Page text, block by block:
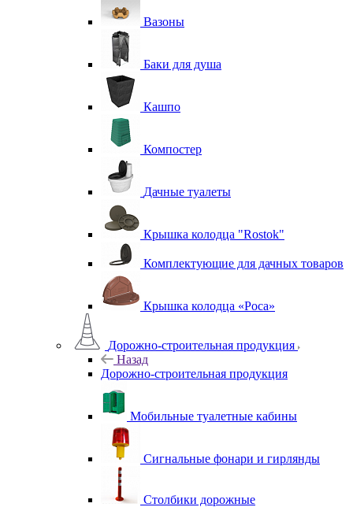
Вазоны
Баки для душа
Кашпо
Компостер
Дачные туалеты
Крышка колодца "Rostok"
Комплектующие для дачных товаров
Крышка колодца «Роса»
Дорожно-строительная продукция
Назад
Дорожно-строительная продукция
Мобильные туалетные кабины
Сигнальные фонари и гирлянды
Столбики дорожные